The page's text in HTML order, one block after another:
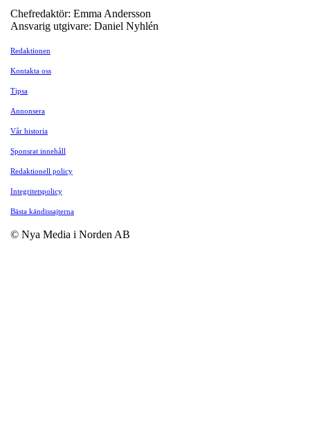
Chefredaktör: Emma Andersson
Ansvarig utgivare: Daniel Nyhlén
Redaktionen
Kontakta oss
Tipsa
Annonsera
Vår historia
Sponsrat innehåll
Redaktionell policy
Integritetspolicy
Bästa kändissajterna
© Nya Media i Norden AB